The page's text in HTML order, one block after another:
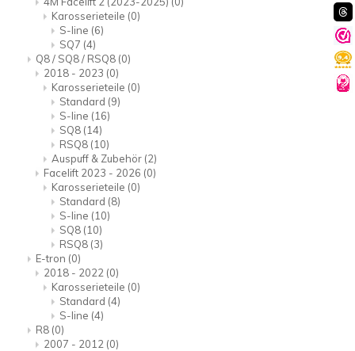
Karosserieteile (0)
S-line (6)
SQ7 (4)
Q8 / SQ8 / RSQ8 (0)
2018 - 2023 (0)
Karosserieteile (0)
Standard (9)
S-line (16)
SQ8 (14)
RSQ8 (10)
Auspuff & Zubehör (2)
Facelift 2023 - 2026 (0)
Karosserieteile (0)
Standard (8)
S-line (10)
SQ8 (10)
RSQ8 (3)
E-tron (0)
2018 - 2022 (0)
Karosserieteile (0)
Standard (4)
S-line (4)
R8 (0)
2007 - 2012 (0)